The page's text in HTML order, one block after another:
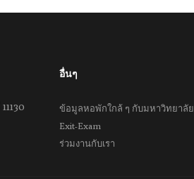
อื่นๆ
ข้อมูลหอพักใกล้ ๆ กับมหาวิทยาลัย
Exit-Exam
ร่วมงานกับเรา